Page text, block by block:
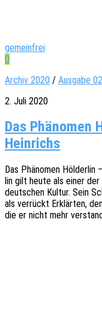
gemeinfrei
0
Archiv 2020 / Ausgabe
2. Juli 2020
Das Phänomen
Heinrichs
Das Phäno­men
lin gilt heute als einer
deut­schen Kultur. Sein
als verrückt Erklär­ten,
die er nicht mehr